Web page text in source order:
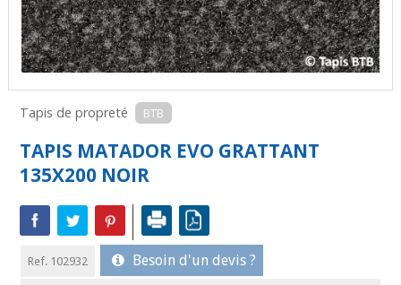
Tapis de propreté BTB
TAPIS MATADOR EVO GRATTANT
135X200 NOIR
Ref. 102932 Besoin d'un devis ?